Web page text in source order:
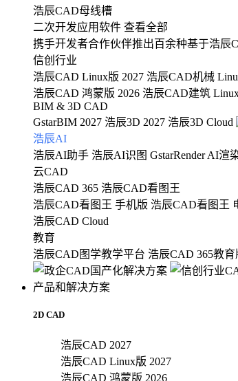
浩辰CAD母线槽
二次开发应用软件 查看全部
携手开发者合作伙伴推出百余种基于浩辰
信创行业
浩辰CAD Linux版 2027 浩辰CAD机械
浩辰CAD 鸿蒙版 2026 浩辰CAD建筑
BIM & 3D CAD
GstarBIM 2027 浩辰3D 2027 浩辰3D Cloud
浩辰AI
浩辰AI助手 浩辰AI识图 GstarRender AI渲
云CAD
浩辰CAD 365 浩辰CAD看图王
浩辰CAD看图王 手机版 浩辰CAD看图王
浩辰CAD Cloud
教育
浩辰CAD图学教学平台 浩辰CAD 365教育
产品和解决方案
2D CAD
浩辰CAD 2027
浩辰CAD Linux版 2027
浩辰CAD 鸿蒙版 2026